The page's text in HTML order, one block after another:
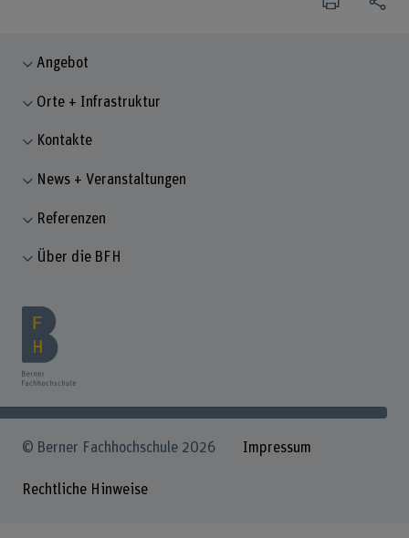
Angebot
Orte + Infrastruktur
Kontakte
News + Veranstaltungen
Referenzen
Über die BFH
© Berner Fachhochschule 2026 Impressum
Rechtliche Hinweise